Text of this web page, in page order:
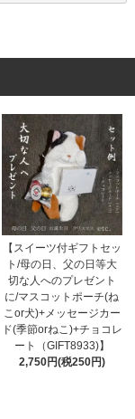
【スイーツ付ギフトセッ
ト/母の日、父の日等大
切な人へのプレゼント
に/マスコットポーチ(ね
こor犬)+メッセージカー
ド(季節orねこ)+チョコレ
ート（GIFT8933)】
2,750円(税250円)